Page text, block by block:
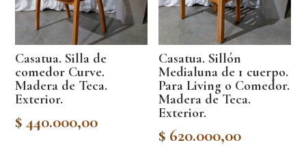
Casatua. Silla de
comedor Curve.
Madera de Teca.
Exterior.
$ 440.000,00
Casatua. Sillón
Medialuna de 1 cuerpo.
Para Living o Comedor.
Madera de Teca.
Exterior.
$ 620.000,00